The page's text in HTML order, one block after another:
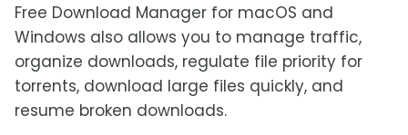
Free Download Manager for macOS and
Windows also allows you to manage traffic,
organize downloads, regulate file priority for
torrents, download large files quickly, and
resume broken downloads.